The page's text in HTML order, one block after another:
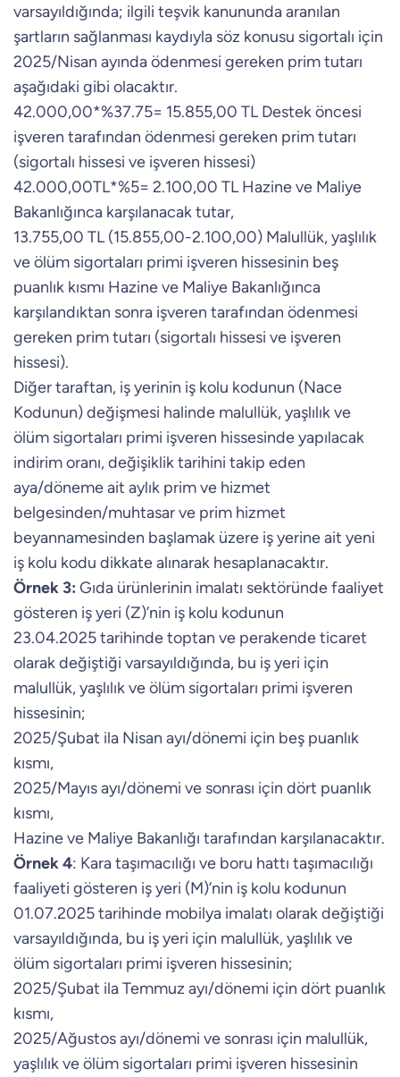
varsayıldığında; ilgili teşvik kanununda aranılan
şartların sağlanması kaydıyla söz konusu sigortalı için
2025/Nisan ayında ödenmesi gereken prim tutarı
aşağıdaki gibi olacaktır.
42.000,00*%37.75= 15.855,00 TL Destek öncesi
işveren tarafından ödenmesi gereken prim tutarı
(sigortalı hissesi ve işveren hissesi)
42.000,00TL*%5= 2.100,00 TL Hazine ve Maliye
Bakanlığınca karşılanacak tutar,
13.755,00 TL (15.855,00-2.100,00) Malullük, yaşlılık
ve ölüm sigortaları primi işveren hissesinin beş
puanlık kısmı Hazine ve Maliye Bakanlığınca
karşılandıktan sonra işveren tarafından ödenmesi
gereken prim tutarı (sigortalı hissesi ve işveren
hissesi).
Diğer taraftan, iş yerinin iş kolu kodunun (Nace
Kodunun) değişmesi halinde malullük, yaşlılık ve
ölüm sigortaları primi işveren hissesinde yapılacak
indirim oranı, değişiklik tarihini takip eden
aya/döneme ait aylık prim ve hizmet
belgesinden/muhtasar ve prim hizmet
beyannamesinden başlamak üzere iş yerine ait yeni
iş kolu kodu dikkate alınarak hesaplanacaktır.
Örnek 3: Gıda ürünlerinin imalatı sektöründe faaliyet
gösteren iş yeri (Z)’nin iş kolu kodunun
23.04.2025 tarihinde toptan ve perakende ticaret
olarak değiştiği varsayıldığında, bu iş yeri için
malullük, yaşlılık ve ölüm sigortaları primi işveren
hissesinin;
2025/Şubat ila Nisan ayı/dönemi için beş puanlık
kısmı,
2025/Mayıs ayı/dönemi ve sonrası için dört puanlık
kısmı,
Hazine ve Maliye Bakanlığı tarafından karşılanacaktır.
Örnek 4: Kara taşımacılığı ve boru hattı taşımacılığı
faaliyeti gösteren iş yeri (M)’nin iş kolu kodunun
01.07.2025 tarihinde mobilya imalatı olarak değiştiği
varsayıldığında, bu iş yeri için malullük, yaşlılık ve
ölüm sigortaları primi işveren hissesinin;
2025/Şubat ila Temmuz ayı/dönemi için dört puanlık
kısmı,
2025/Ağustos ayı/dönemi ve sonrası için malullük,
yaşlılık ve ölüm sigortaları primi işveren hissesinin